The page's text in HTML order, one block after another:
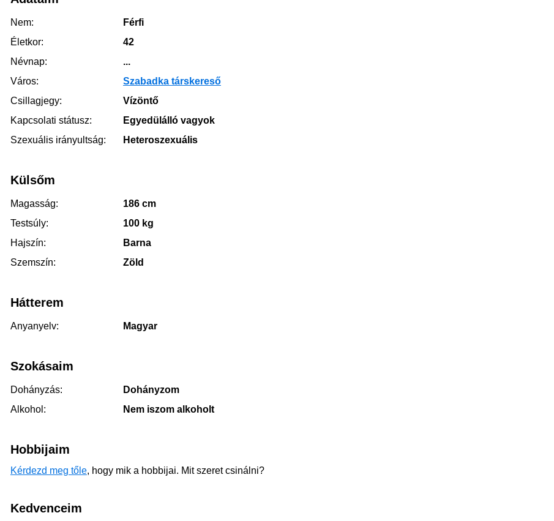
Nem:
Férfi
Életkor:
42
Névnap:
...
Város:
Szabadka társkereső
Csillagjegy:
Vízöntő
Kapcsolati státusz:
Egyedülálló vagyok
Szexuális irányultság:
Heteroszexuális
Külsőm
Magasság:
186 cm
Testsúly:
100 kg
Hajszín:
Barna
Szemszín:
Zöld
Hátterem
Anyanyelv: Magyar
Szokásaim
Dohányzás:
Dohányzom
Alkohol:
Nem iszom alkoholt
Hobbijaim
Kérdezd meg tőle, hogy mik a hobbijai. Mit szeret csinálni?
Kedvenceim